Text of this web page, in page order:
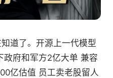
道了。开源上一代模型
政府和军方2亿大单 兼容
亿估值 员工卖老股留人